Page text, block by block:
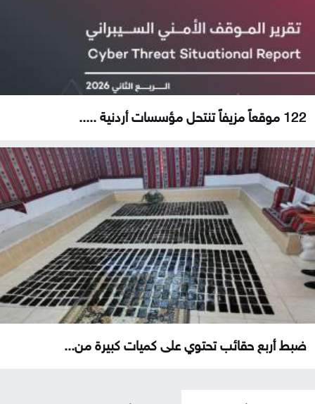
122 موقعاً مزيفاً تنتحل مؤسسات أردنية .....
ضبط أربع حقائب تحتوي على كميات كبيرة من...